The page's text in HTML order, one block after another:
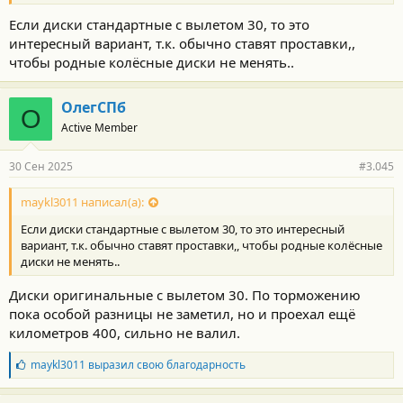
Если диски стандартные с вылетом 30, то это
интересный вариант, т.к. обычно ставят проставки,,
чтобы родные колёсные диски не менять..
О ОлегСПб
Active Member
30 Сен 2025 #3.045
maykl3011 написал(а):
Если диски стандартные с вылетом 30, то это интересный
вариант, т.к. обычно ставят проставки,, чтобы родные колёсные
диски не менять..
Диски оригинальные с вылетом 30. По торможению
пока особой разницы не заметил, но и проехал ещё
километров 400, сильно не валил.
Б
л
а
maykl3011 выразил свою благодарность